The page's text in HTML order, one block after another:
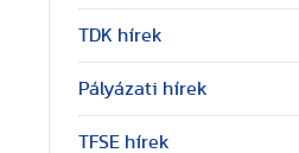
TDK hírek
Pályázati hírek
TFSE hírek